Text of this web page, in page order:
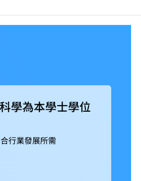
學為本學士學位
行業發展所需